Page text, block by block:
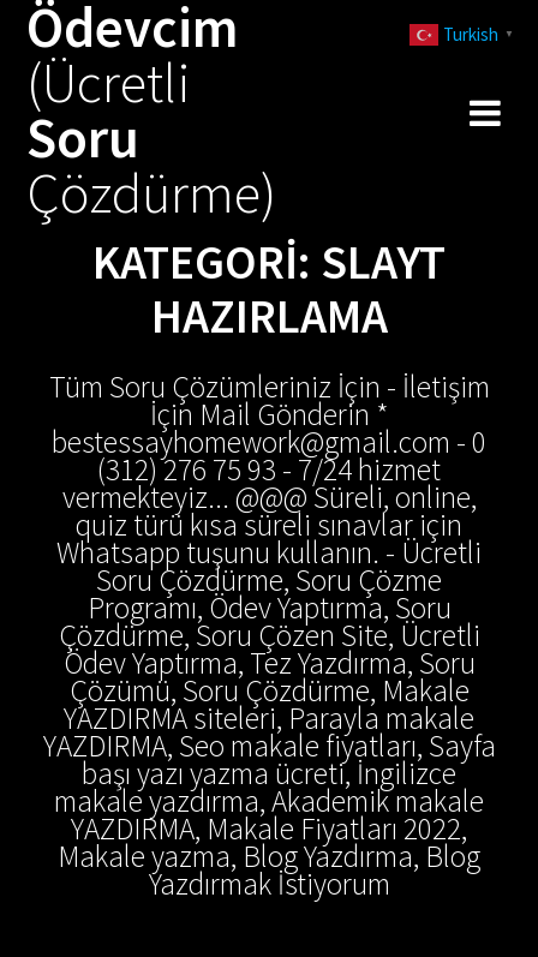
Ödevcim
(Ücretli
Soru
Çözdürme)
KATEGORI: SLAYT
HAZIRLAMA
Tüm Soru Çözümleriniz İçin - İletişim
İçin Mail Gönderin *
bestessayhomework@gmail.com - 0
(312) 276 75 93 - 7/24 hizmet
vermekteyiz... @@@ Süreli, online,
quiz türü kısa süreli sınavlar için
Whatsapp tuşunu kullanın. - Ücretli
Soru Çözdürme, Soru Çözme
Programı, Ödev Yaptırma, Soru
Çözdürme, Soru Çözen Site, Ücretli
Ödev Yaptırma, Tez Yazdırma, Soru
Çözümü, Soru Çözdürme, Makale
YAZDIRMA siteleri, Parayla makale
YAZDIRMA, Seo makale fiyatları, Sayfa
başı yazı yazma ücreti, İngilizce
makale yazdırma, Akademik makale
YAZDIRMA, Makale Fiyatları 2022,
Makale yazma, Blog Yazdırma, Blog
Yazdırmak İstiyorum
Turkish ▼